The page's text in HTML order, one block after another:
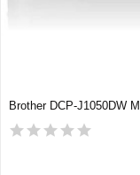
Brother DCP-J1050DW